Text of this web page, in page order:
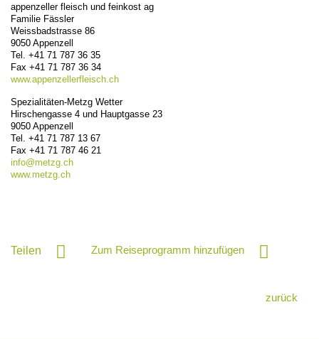
appenzeller fleisch und feinkost ag
Familie Fässler
Weissbadstrasse 86
9050 Appenzell
Tel. +41 71 787 36 35
Fax +41 71 787 36 34
www.appenzellerfleisch.ch
Spezialitäten-Metzg Wetter
Hirschengasse 4 und Hauptgasse 23
9050 Appenzell
Tel. +41 71 787 13 67
Fax +41 71 787 46 21
info@metzg.ch
www.metzg.ch
Teilen Zum Reiseprogramm hinzufügen
zurück